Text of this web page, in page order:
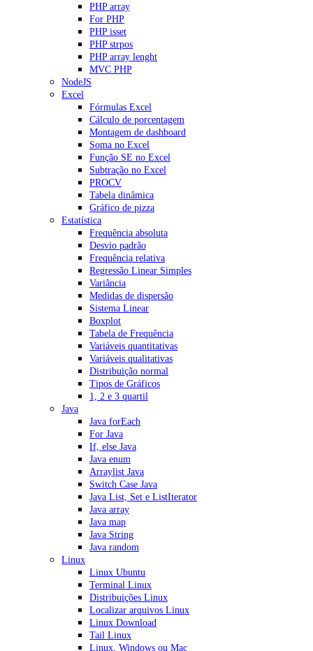
PHP array
For PHP
PHP isset
PHP strpos
PHP array lenght
MVC PHP
NodeJS
Excel
Fórmulas Excel
Cálculo de porcentagem
Montagem de dashboard
Soma no Excel
Função SE no Excel
Subtração no Excel
PROCV
Tabela dinâmica
Gráfico de pizza
Estatística
Frequência absoluta
Desvio padrão
Frequência relativa
Regressão Linear Simples
Variância
Medidas de dispersão
Sistema Linear
Boxplot
Tabela de Frequência
Variáveis quantitativas
Variáveis qualitativas
Distribuição normal
Tipos de Gráficos
1, 2 e 3 quartil
Java
Java forEach
For Java
If, else Java
Java enum
Arraylist Java
Switch Case Java
Java List, Set e ListIterator
Java array
Java map
Java String
Java random
Linux
Linux Ubuntu
Terminal Linux
Distribuições Linux
Localizar arquivos Linux
Linux Download
Tail Linux
Linux, Windows ou Mac